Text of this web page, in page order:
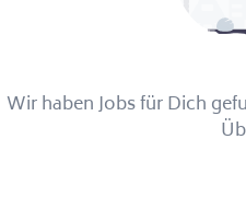
Wir haben Jobs für Dich